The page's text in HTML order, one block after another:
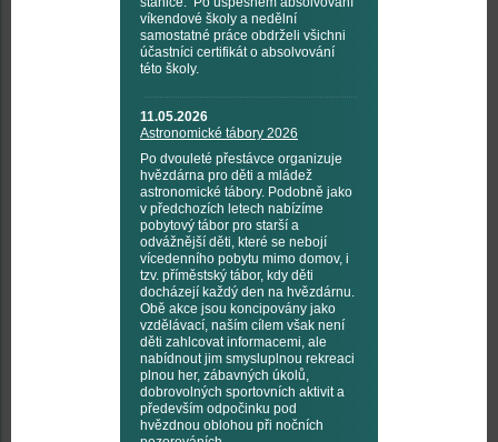
víkendové školy a nedělní
samostatné práce obdrželi všichni
účastníci certifikát o absolvování
této školy.
11.05.2026
Astronomické tábory 2026
Po dvouleté přestávce organizuje
hvězdárna pro děti a mládež
astronomické tábory. Podobně jako
v předchozích letech nabízíme
pobytový tábor pro starší a
odvážnější děti, které se nebojí
vícedenního pobytu mimo domov, i
tzv. příměstský tábor, kdy děti
docházejí každý den na hvězdárnu.
Obě akce jsou koncipovány jako
vzdělávací, naším cílem však není
děti zahlcovat informacemi, ale
nabídnout jim smysluplnou rekreaci
plnou her, zábavných úkolů,
dobrovolných sportovních aktivit a
především odpočinku pod
hvězdnou oblohou při nočních